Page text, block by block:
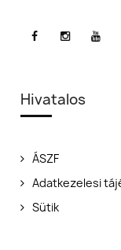
Hivatalos
ÁSZF
Adatkezelesi
Sütik